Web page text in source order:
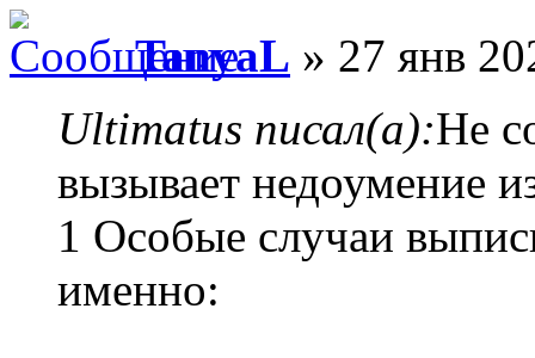
TanyaL » 27 янв
Ultimatus писал(а):Не
вызывает недоумение
1 Особые случаи
именно: